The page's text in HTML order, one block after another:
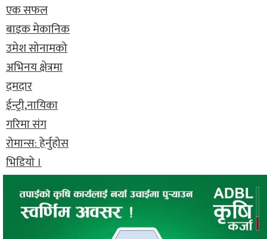
एक सफल
बाइक मेकानिक
उमेश सोनामको
अभिनय क्षेत्रमा
दमदार
ईन्ट्री,नायिका
गरिमा संग
रोमान्स: हेर्नुहोस
भिडियो ।